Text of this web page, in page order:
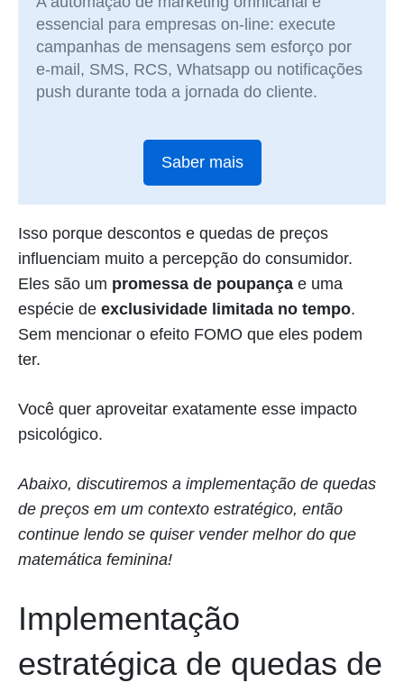
essencial para empresas on-line: execute
campanhas de mensagens sem esforço por
e-mail, SMS, RCS, Whatsapp ou notificações
push durante toda a jornada do cliente.
Saber mais
Isso porque descontos e quedas de preços
influenciam muito a percepção do consumidor.
Eles são um promessa de poupança e uma
espécie de exclusividade limitada no tempo.
Sem mencionar o efeito FOMO que eles podem
ter.
Você quer aproveitar exatamente esse impacto
psicológico.
Abaixo, discutiremos a implementação de quedas
de preços em um contexto estratégico, então
continue lendo se quiser vender melhor do que
matemática feminina!
Implementação
estratégica de quedas de